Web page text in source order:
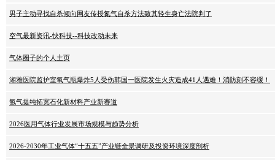
男子主动寻找自杀倾向网友传授氮气自杀方法致其轻生身亡法院判了
空气最新资讯-快科技--科技改动未来
气体圈子的个人主页
湘雅医院监护室氧气瓶爆炸5人受伤韩国一医院发生火灾造成41人遇难！消防刻不容缓！
氢气提纯拓宽石化新材料产业新赛道
2026医用气体行业发展市场规模与趋势分析
2026-2030年工业气体“十五五”产业链全景调研及投资环境深度剖析